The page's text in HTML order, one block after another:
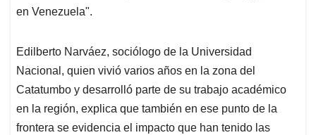
en Venezuela".
Edilberto Narváez, sociólogo de la Universidad
Nacional, quien vivió varios años en la zona del
Catatumbo y desarrolló parte de su trabajo académico
en la región, explica que también en ese punto de la
frontera se evidencia el impacto que han tenido las